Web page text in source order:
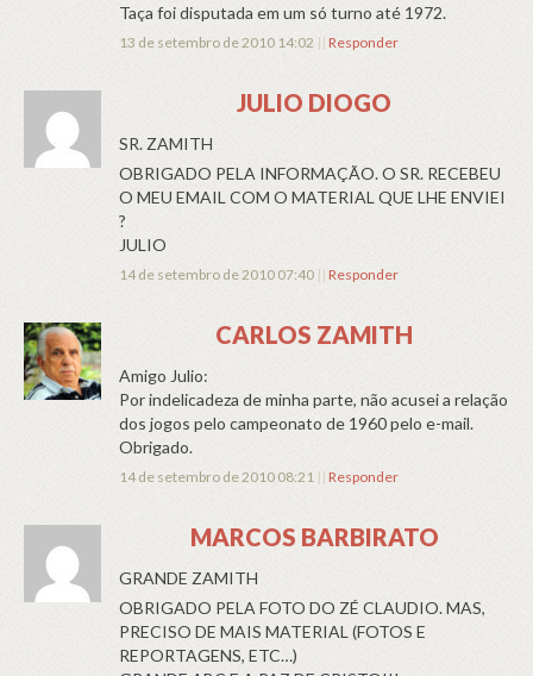
Taça foi disputada em um só turno até 1972.
13 de setembro de 2010 14:02 || Responder
JULIO DIOGO
SR. ZAMITH
OBRIGADO PELA INFORMAÇÃO. O SR. RECEBEU
O MEU EMAIL COM O MATERIAL QUE LHE ENVIEI
?
JULIO
14 de setembro de 2010 07:40 || Responder
CARLOS ZAMITH
Amigo Julio:
Por indelicadeza de minha parte, não acusei a relação
dos jogos pelo campeonato de 1960 pelo e-mail.
Obrigado.
14 de setembro de 2010 08:21 || Responder
MARCOS BARBIRATO
GRANDE ZAMITH
OBRIGADO PELA FOTO DO ZÉ CLAUDIO. MAS,
PRECISO DE MAIS MATERIAL (FOTOS E
REPORTAGENS, ETC…)